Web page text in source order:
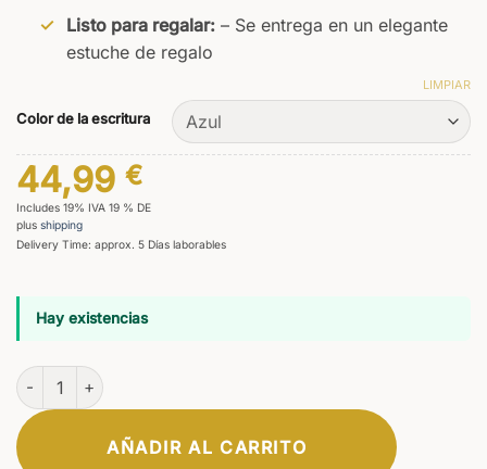
Listo para regalar:– Se entrega en un elegante
estuche de regalo
Color de la escritura
LIMPIAR
44,99 €
Includes 19% IVA 19 % DE
plus shipping
Delivery Time: approx. 5 Días laborables
Hay existencias
Bolígrafo Primus Natura cantidad
AÑADIR AL CARRITO